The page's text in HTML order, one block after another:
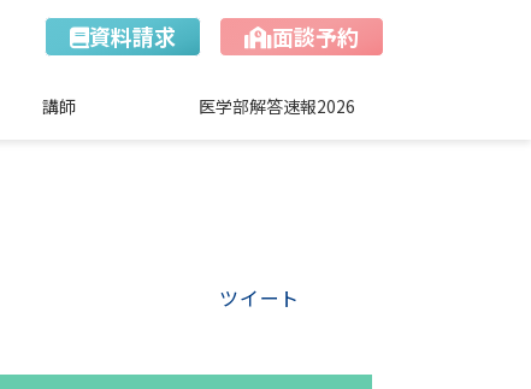
資料請求 面談予約
講師 医学部解答速報2026
ツイート